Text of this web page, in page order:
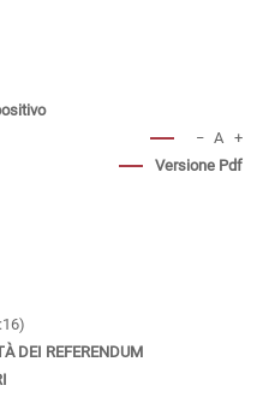
− A +
Versione Pdf
DEI REFERENDUM